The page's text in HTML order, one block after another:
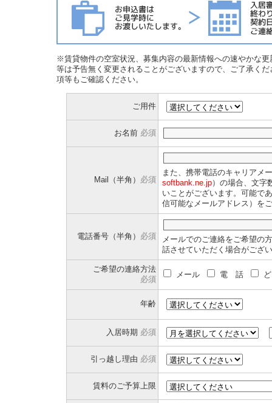
※賃貸物件の空室状況、募集内容の最新情報への速やかな
等は予告無く変更されることがございますので、ご了承く
項等もご確認ください。
ご用件
お名前 必須
Mail（半角） 必須
また、携帯電話のキャリアメ
softbank.ne.jp）の場合、文字
いことがございます。可能で
信可能なメールアドレス）を
電話番号（半角） 必須
メールでのご連絡をご希望の
話させていただく場合がござ
ご希望の連絡方法
必須
メール 電 話
年齢
入居時期 必須
引っ越し理由 必須
賃料のご予算上限